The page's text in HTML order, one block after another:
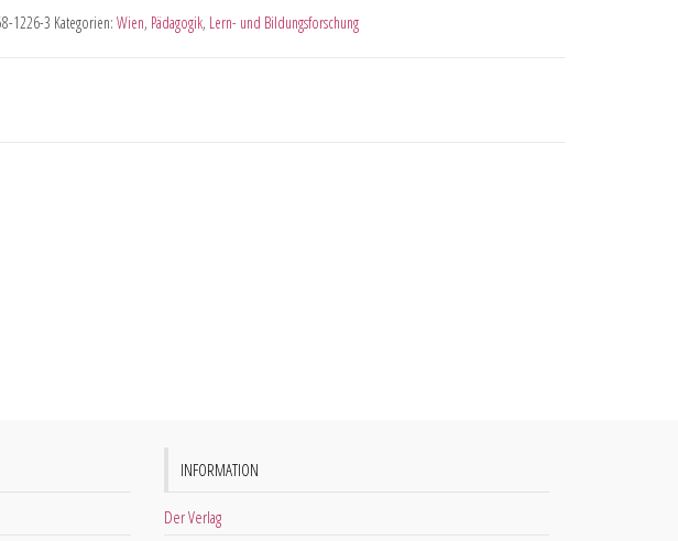
1226-3 Kategorien: Wien, Pädagogik, Lern- und Bildungsforschung
INFORMATION
Der Verlag